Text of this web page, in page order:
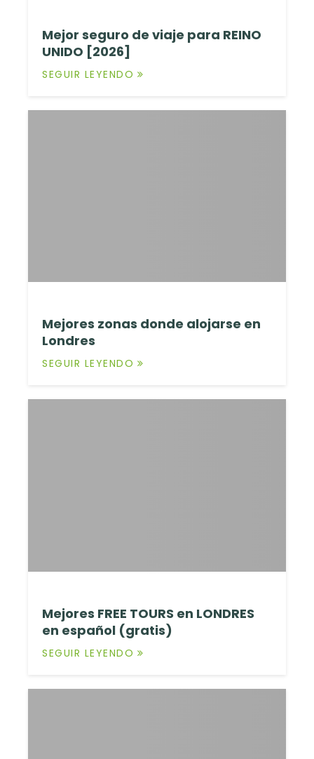
Mejor seguro de viaje para REINO
UNIDO [2026]
SEGUIR LEYENDO
Mejores zonas donde alojarse en
Londres
SEGUIR LEYENDO
Mejores FREE TOURS en LONDRES
en español (gratis)
SEGUIR LEYENDO